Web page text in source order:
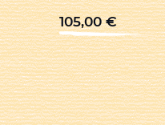
105,00€